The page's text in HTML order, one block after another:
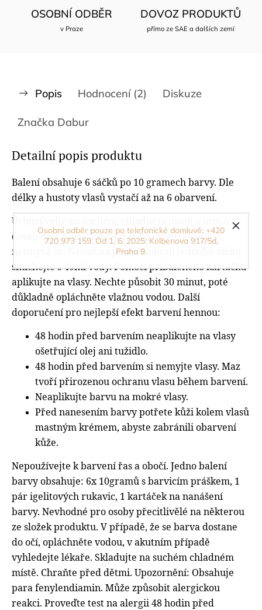
Osobní odběr pouze po telefonické domluvě: +420
720 973 159. Od 1. 6. 2025: Kolbenova 917/5d,
Praha 9.
OSOBNÍ ODBĚR
v Praze
DOVOZ PRODUKTŮ
přímo ze SAE a dalších zemí
Popis Hodnocení (2) Diskuze
Značka Dabur
Detailní popis produktu
Balení obsahuje 6 sáčků po 10 gramech barvy. Dle
délky a hustoty vlasů vystačí až na 6 obarvení.
Uchovávejte na suchém, chladném místě a mimo
dosah dětí.Barva henna Vatika je permanentní,
nesmývá se.
Návod na použití: obsah jednoho sáčku
smíchejte s 40ml vody. Pomocí přibaleného kartáčku
aplikujte na vlasy. Nechte působit 30 minut, poté
důkladně opláchněte vlažnou vodou. Další
doporučení pro nejlepší efekt barvení hennou:
48 hodin před barvením neaplikujte na vlasy
ošetřující olej ani tužidlo.
48 hodin před barvením si nemyjte vlasy. Maz
tvoří přirozenou ochranu vlasu během barvení.
Neaplikujte barvu na mokré vlasy.
Před nanesením barvy potřete kůži kolem vlasů
mastným krémem, abyste zabránili obarvení
kůže.
Nepoužívejte k barvení řas a obočí. Jedno balení
barvy obsahuje: 6x 10gramů s barvicím práškem, 1
pár igelitových rukavic, 1 kartáček na nanášení
barvy. Nevhodné pro osoby přecitlivělé na některou
ze složek produktu. V případě, že se barva dostane
do očí, opláchněte vodou, v akutním případě
vyhledejte lékaře. Skladujte na suchém chladném
místě. Chraňte před dětmi. Upozornění: Obsahuje
para fenylendiamin. Může způsobit alergickou
reakci. Proveďte test na alergii 48 hodin před